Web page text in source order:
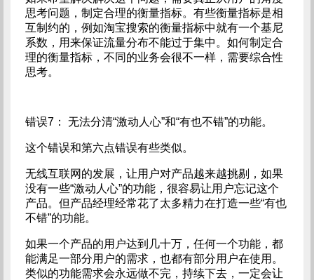
思考问题，制定合理的衡量指标。有些衡量指标是相
互制约的，例如淘宝搜索的衡量指标中就有一个基尼
系数，用来保证流量分布不能过于集中。如何制定合
理的衡量指标，不同的业务会很不一样，需要综合性
思考。
错误7： 无法分清“激动人心”和“有也不错”的功能。
这个错误和第六点错误有些类似。
无线互联网的发展，让用户对产品越来越挑剔，如果
没有一些“激动人心”的功能，很容易让用户忘记这个
产品。但产品经理经常花了太多精力在打造一些“有也
不错”的功能。
如果一个产品的用户达到几十万，任何一个功能，都
能满足一部分用户的需求，也都有部分用户在使用。
类似的功能需求会永远做不完，持续下去，一定会让